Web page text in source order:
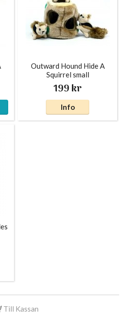
Outward Hound Hide A
Squirrel small
199 kr
Info
Till Kassan